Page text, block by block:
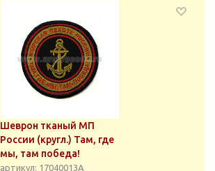
Шеврон тканый МП
России (кругл.) Там, где
мы, там победа!
артикул: 17040013А